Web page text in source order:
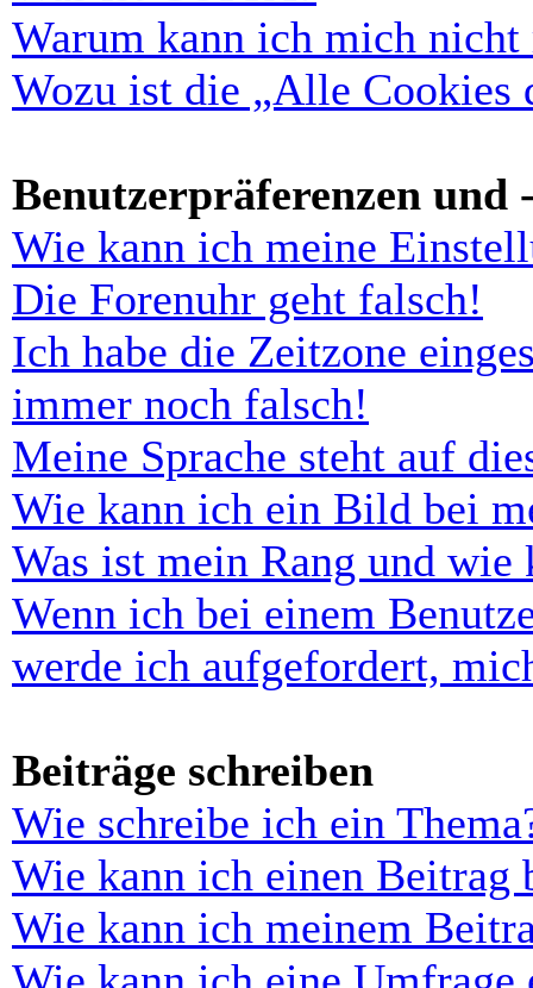
Warum kann ich mich nicht
Wozu ist die „Alle Cookies
Benutzerpräferenzen und
Wie kann ich meine
Die Forenuhr geht falsch!
Ich habe die Zeitzone
immer noch falsch!
Meine Sprache steht auf
Wie kann ich ein Bild bei
Was ist mein Rang und wie
Wenn ich bei einem
werde ich aufgefordert,
Beiträge schreiben
Wie schreibe ich ein
Wie kann ich einen Beitrag
Wie kann ich meinem